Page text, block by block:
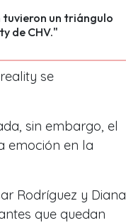
tuvieron un triángulo
de CHV."
se
sin embargo, el
emoción en la
Rodríguez y Diana
que quedan